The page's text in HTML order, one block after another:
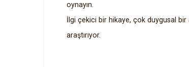
oynayın.
İlgi çekici bir hikaye, çok duygusal bir
araştırıyor.